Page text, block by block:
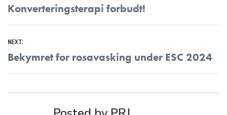
post:
Konverteringsterapi forbudt!
NEXT:
Next
post:
Bekymret for rosavasking under ESC 2024